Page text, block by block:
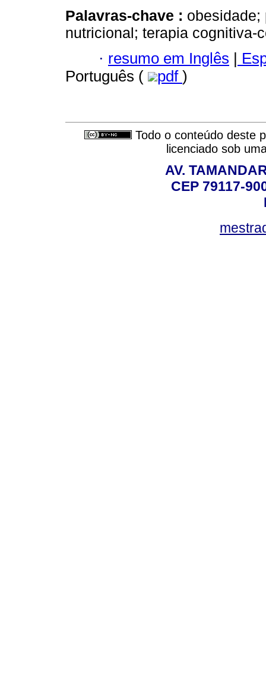
Palavras-chave : obesidade;
nutricional; terapia cognitiva-
· resumo em Inglês |
Português (
pdf )
Todo o conteúdo deste
licenciado sob
AV.
CEP 79117-